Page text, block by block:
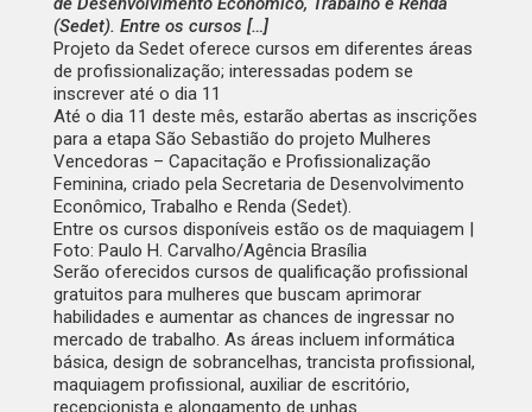
(Sedet). Entre os cursos […]
Projeto da Sedet oferece cursos em diferentes áreas
de profissionalização; interessadas podem se
inscrever até o dia 11
Até o dia 11 deste mês, estarão abertas as inscrições
para a etapa São Sebastião do projeto Mulheres
Vencedoras – Capacitação e Profissionalização
Feminina, criado pela Secretaria de Desenvolvimento
Econômico, Trabalho e Renda (Sedet).
Entre os cursos disponíveis estão os de maquiagem |
Foto: Paulo H. Carvalho/Agência Brasília
Serão oferecidos cursos de qualificação profissional
gratuitos para mulheres que buscam aprimorar
habilidades e aumentar as chances de ingressar no
mercado de trabalho. As áreas incluem informática
básica, design de sobrancelhas, trancista profissional,
maquiagem profissional, auxiliar de escritório,
recepcionista e alongamento de unhas.